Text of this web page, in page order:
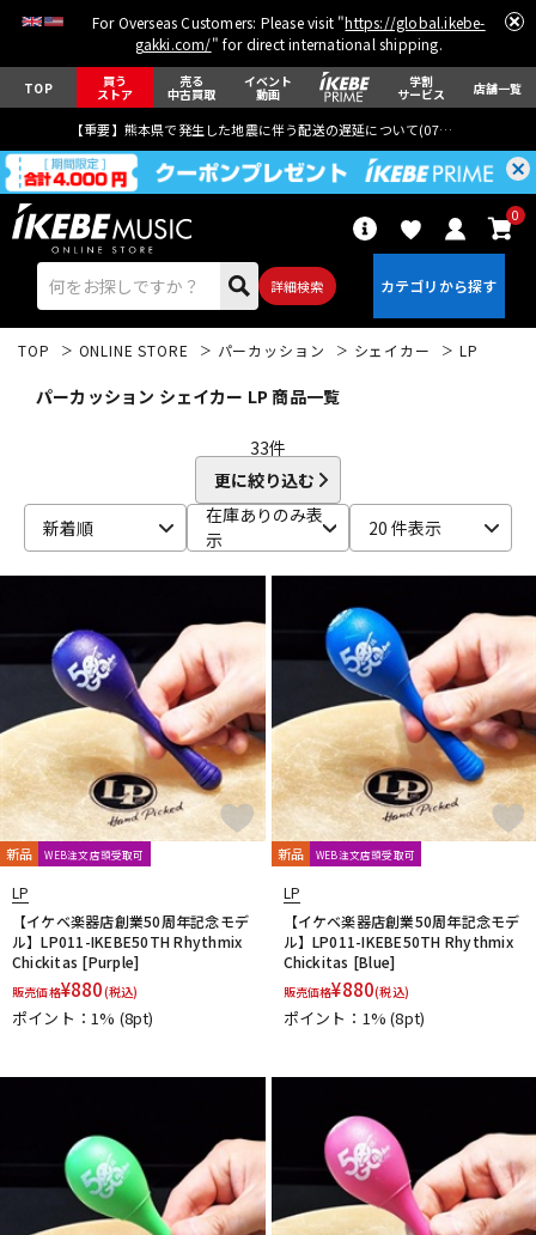
For Overseas Customers: Please visit "https://global.ikebe-
gakki.com/" for direct international shipping.
TOP 買う
ストア
売る
中古買取
イベント
動画
学割
サービス 店舗一覧
【重要】熊本県で発生した地震に伴う配送の遅延について(07月29日
詳細検索
0
ベース ウクレレ
ドラム パーカッション
キーボード 電子ピアノ
管楽器 その他楽器
アンプ エフェクター
DJ機器 DTM
配信/ライブ機器 楽器アクセサリ
TOP ONLINE STORE パーカッション シェイカー LP
パーカッション シェイカー LP 商品一覧
33件
更に絞り込む
新着順
在庫ありのみ表
示
20 件表示
新品 WEB注文店頭受取可
LP
【イケベ楽器店創業50周年記念モデ
ル】LP011-IKEBE50TH Rhythmix
Chickitas [Purple]
販売価格¥880(税込)
ポイント：1% (8pt)
新品 WEB注文店頭受取可
LP
【イケベ楽器店創業50周年記念モデ
ル】LP011-IKEBE50TH Rhythmix
Chickitas [Blue]
販売価格¥880(税込)
ポイント：1%(8pt)